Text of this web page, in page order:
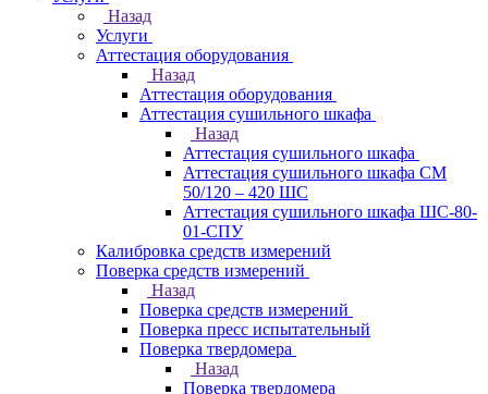
Назад
Услуги
Аттестация оборудования
Назад
Аттестация оборудования
Аттестация сушильного шкафа
Назад
Аттестация сушильного шкафа
Аттестация сушильного шкафа СМ
50/120 – 420 ШС
Аттестация сушильного шкафа ШС-80-
01-СПУ
Калибровка средств измерений
Поверка средств измерений
Назад
Поверка средств измерений
Поверка пресс испытательный
Поверка твердомера
Назад
Поверка твердомера